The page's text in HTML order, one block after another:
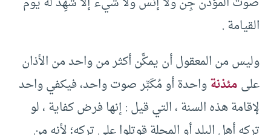
القيامة .
وليس من المعقول أن يمكَّن أكثر من واحد من الأذان
علىمئذنةواحدة أو مُكَبِّر صوت واحد، فيكفي واحد
لإقامة هذه السنة ، التي قيل : إنها فرض كفاية ، لو